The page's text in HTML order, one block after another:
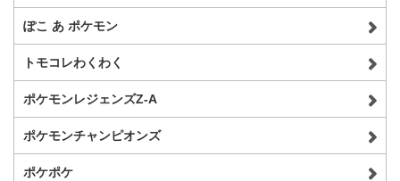
ぽこ あ ポケモン
トモコレわくわく
ポケモンレジェンズZ-A
ポケモンチャンピオンズ
ポケポケ